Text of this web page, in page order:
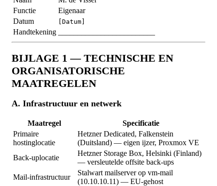
Functie
Eigenaar
Datum
[Datum]
Handtekening
BIJLAGE 1 — TECHNISCHE EN
ORGANISATORISCHE
MAATREGELEN
A. Infrastructuur en netwerk
Maatregel
Specificatie
Primaire
hostinglocatie
Hetzner Dedicated, Falkenstein
(Duitsland) — eigen ijzer, Proxmox VE
Back-uplocatie
Hetzner Storage Box, Helsinki (Finland)
— versleutelde offsite back-ups
Mail-infrastructuur
Stalwart mailserver op vm-mail
(10.10.10.11) — EU-gehost